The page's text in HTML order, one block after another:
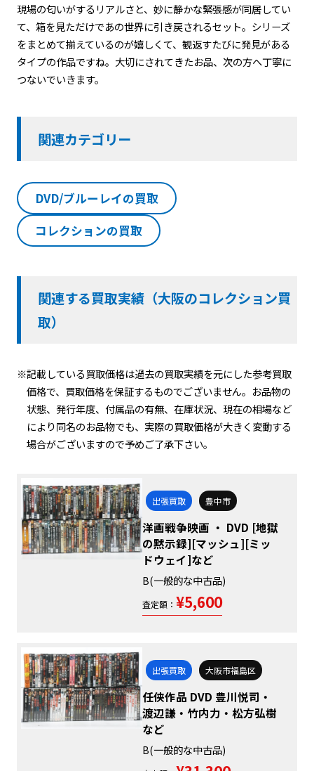
現場の匂いがするリアルさと、妙に静かな緊張感が同居してい
て、箱を見ただけであの世界に引き戻されるセット。シリーズ
をまとめて揃えているのが嬉しくて、観返すたびに発見がある
タイプの作品ですね。大切にされてきたお品、次の方へ丁寧に
つないでいきます。
関連カテゴリー
DVD/ブルーレイの買取
コレクションの買取
関連する買取実績（大阪のコレクション買
取）
※記載している買取価格は過去の買取実績を元にした参考買取
価格で、買取価格を保証するものでございません。お品物の
状態、発行年度、付属品の有無、在庫状況、現在の相場など
により同名のお品物でも、実際の買取価格が大きく変動する
場合がございますので予めご了承下さい。
出張買取 豊中市
洋画戦争映画 ・ DVD [地獄
の黙示録][マッシュ][ミッ
ドウェイ]など
B(一般的な中古品)
査定額： ¥5,600
出張買取 大阪市福島区
任侠作品 DVD 豊川悦司・
渡辺謙・竹内力・松方弘樹
など
B(一般的な中古品)